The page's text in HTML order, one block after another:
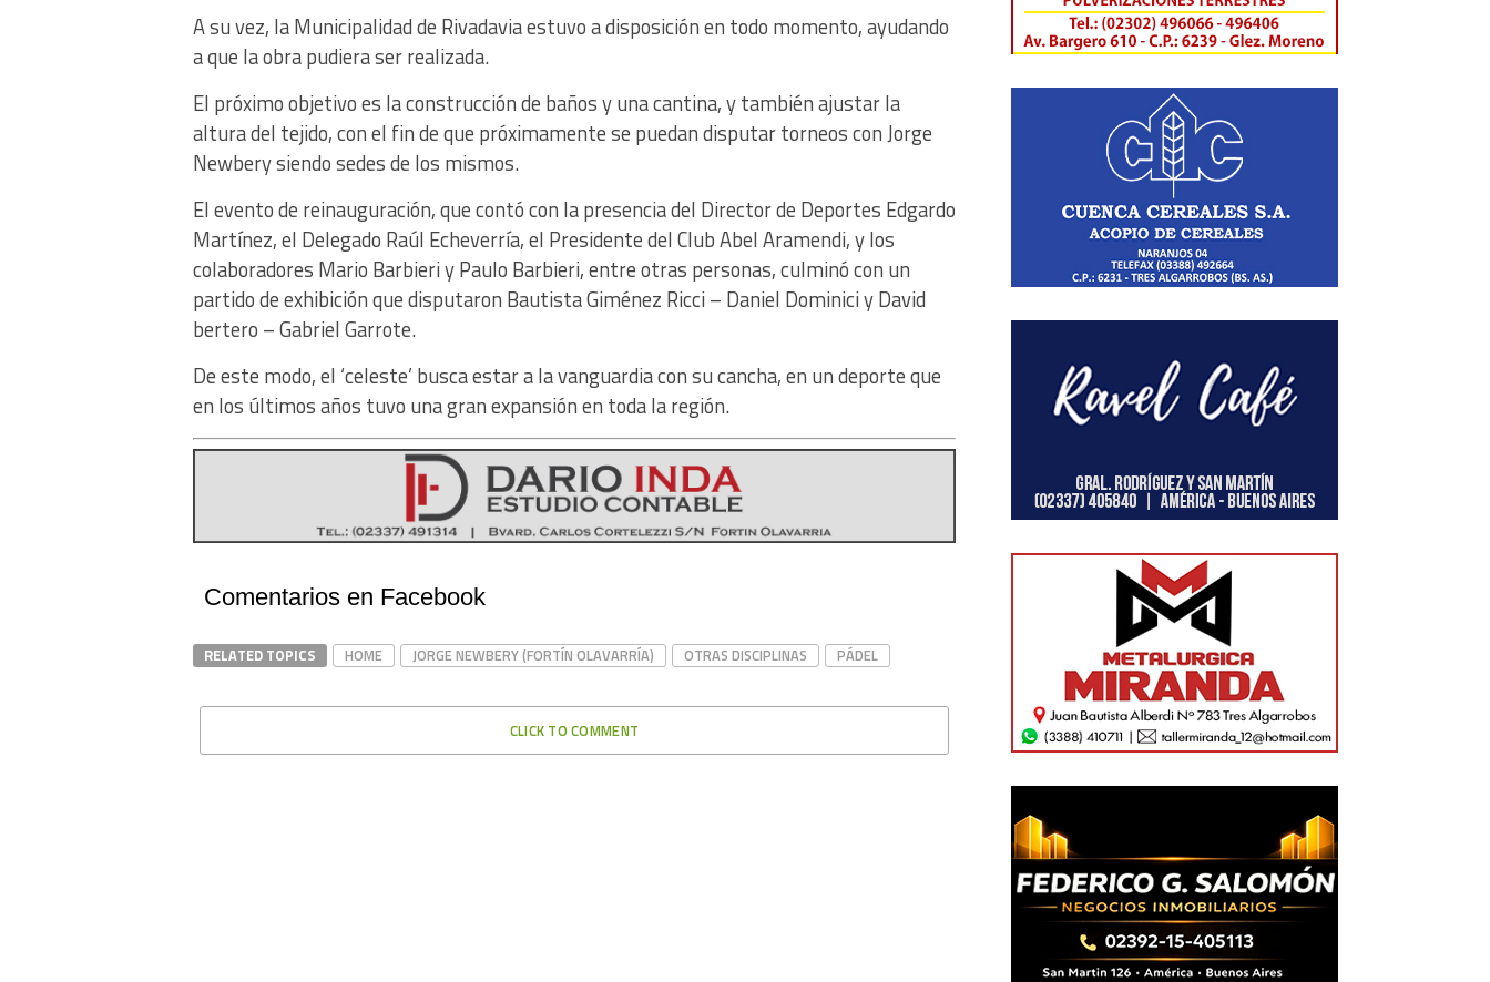
A su vez, la Municipalidad de Rivadavia estuvo a disposición en todo momento, ayudando
a que la obra pudiera ser realizada.
El próximo objetivo es la construcción de baños y una cantina, y también ajustar la
altura del tejido, con el fin de que próximamente se puedan disputar torneos con Jorge
Newbery siendo sedes de los mismos.
El evento de reinauguración, que contó con la presencia del Director de Deportes Edgardo
Martínez, el Delegado Raúl Echeverría, el Presidente del Club Abel Aramendi, y los
colaboradores Mario Barbieri y Paulo Barbieri, entre otras personas, culminó con un
partido de exhibición que disputaron Bautista Giménez Ricci – Daniel Dominici y David
bertero – Gabriel Garrote.
De este modo, el ‘celeste’ busca estar a la vanguardia con su cancha, en un deporte que
en los últimos años tuvo una gran expansión en toda la región.
Comentarios en Facebook
RELATED TOPICS HOME JORGE NEWBERY (FORTÍN OLAVARRÍA) OTRAS DISCIPLINAS PÁDEL
CLICK TO COMMENT